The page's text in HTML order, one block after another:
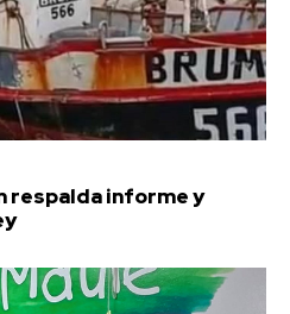
respalda informe y